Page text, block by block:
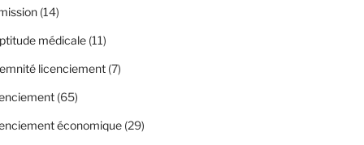
(14)
médicale(11)
licenciement(7)
(65)
économique(29)